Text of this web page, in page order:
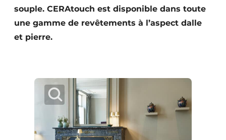
Video’s
souple. CERAtouch est disponible dans toute
une gamme de revêtements à l’aspect dalle
et pierre.